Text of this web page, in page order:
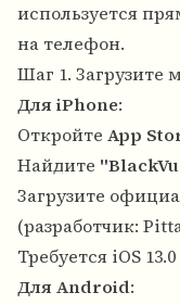
используется
на телефон.
Шаг 1. Загрузите
Для iPhone:
Откройте App
Найдите
Загрузите
(разработчик:
Требуется iOS
Для Android: